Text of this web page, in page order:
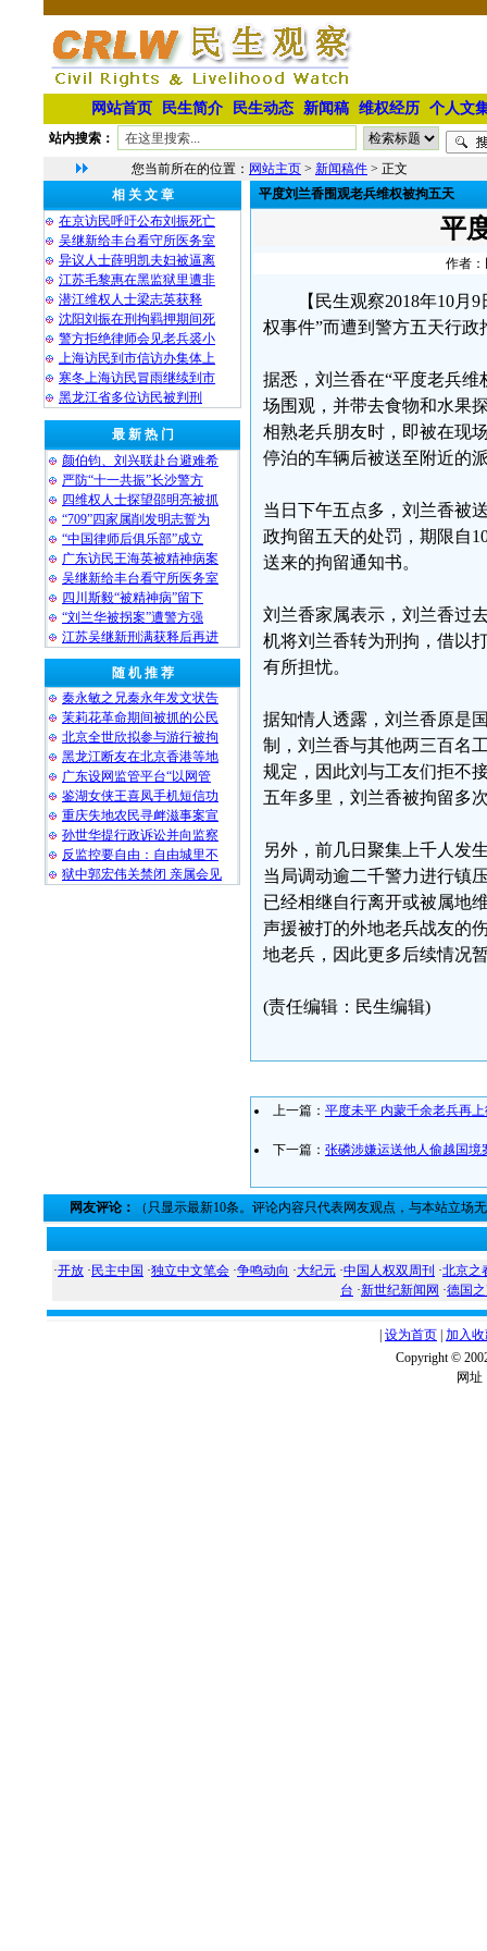
网站首页 民生简介 民生动态 新闻稿 维权经历 个人文
站内搜索：
您当前所在的位置： 网站主页 > 新闻稿件 > 正文
相 关 文 章
在京访民呼吁公布刘振死亡
吴继新给丰台看守所医务室
异议人士薛明凯夫妇被逼离
江苏毛黎惠在黑监狱里遭非
潜江维权人士梁志英获释
沈阳刘振在刑拘羁押期间死
警方拒绝律师会见老兵裘小
上海访民到市信访办集体上
寒冬上海访民冒雨继续到市
黑龙江省多位访民被判刑
最 新 热 门
颜伯钧、刘兴联赴台避难希
严防“十一共振”长沙警方
四维权人士探望邵明亮被抓
“709”四家属削发明志誓为
“中国律师后俱乐部”成立
广东访民王海英被精神病案
吴继新给丰台看守所医务室
四川斯毅“被精神病”留下
“刘兰华被拐案”遭警方强
江苏吴继新刑满获释后再进
随 机 推 荐
秦永敏之兄秦永年发文状告
茉莉花革命期间被抓的公民
北京全世欣拟参与游行被拘
黑龙江断友在北京香港等地
广东设网监管平台“以网管
鉴湖女侠王喜凤手机短信功
重庆失地农民寻衅滋事案宣
孙世华提行政诉讼并向监察
反监控要自由：自由城里不
狱中郭宏伟关禁闭 亲属会见
平度刘兰香围观老兵维权被拘五天
平
作者：
【民生观察2018年10
权事件”而遭到警方五天行
据悉，刘兰香在“平度老兵
场围观，并带去食物和水果
相熟老兵朋友时，即被在现
停泊的车辆后被送至附近的
当日下午五点多，刘兰香被
政拘留五天的处罚，期限自
送来的拘留通知书。
刘兰香家属表示，刘兰香过
机将刘兰香转为刑拘，借以
有所担忧。
据知情人透露，刘兰香原是
制，刘兰香与其他两三百名
规定，因此刘与工友们拒不
五年多里，刘兰香被拘留多
另外，前几日聚集上千人发
当局调动逾二千警力进行镇
已经相继自行离开或被属地
声援被打的外地老兵战友的
地老兵，因此更多后续情况
(责任编辑：民生编辑)
上一篇： 平度未平 内蒙千余老兵再
下一篇： 张磷涉嫌运送他人偷越国境
网友评论： （只显示最新10条。评论内容只代表网友观点，与本站立场
·开放 · 民主中国 ·独立中文笔会 ·争鸣动向 ·大纪元 ·中国人权双周刊 ·北京之
台 ·新世纪新闻网 ·德国
设为首页 加入
Copyright ©
网址